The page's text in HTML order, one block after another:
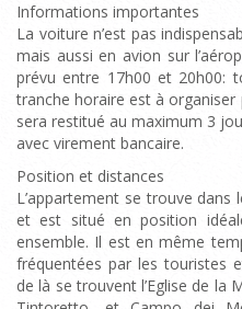
Informations importantes
La voiture n’est pas
mais aussi en avion sur
prévu entre 17h00 et 20h00:
tranche horaire est à
sera restitué au maximum 3
avec virement bancaire.
Position et distances
L’appartement se trouve dans
et est situé en position
ensemble. Il est en même
fréquentées par les touristes
de là se trouvent l’Eglise de la